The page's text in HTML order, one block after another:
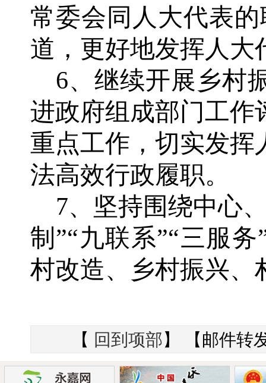
常委会同人大代表
道，更好地发挥人大
6、继续开展乡村
进政府组成部门工作
重点工作，切实发挥
法高效行政履职。
7、坚持围绕中心
制”“九联系”“三服
村改造、乡村振兴、
【 回到项部】 【邮件转